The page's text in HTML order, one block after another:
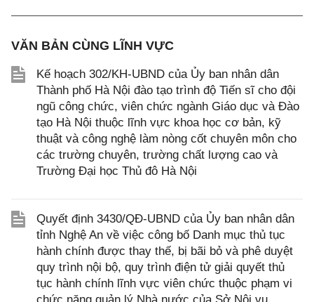
VĂN BẢN CÙNG LĨNH VỰC
Kế hoạch 302/KH-UBND của Ủy ban nhân dân
Thành phố Hà Nội đào tạo trình độ Tiến sĩ cho đội
ngũ công chức, viên chức ngành Giáo dục và Đào
tạo Hà Nội thuộc lĩnh vực khoa học cơ bản, kỹ
thuật và công nghệ làm nòng cốt chuyên môn cho
các trường chuyên, trường chất lượng cao và
Trường Đại học Thủ đô Hà Nội
Quyết định 3430/QĐ-UBND của Ủy ban nhân dân
tỉnh Nghệ An về việc công bố Danh mục thủ tục
hành chính được thay thế, bị bãi bỏ và phê duyệt
quy trình nội bộ, quy trình điện tử giải quyết thủ
tục hành chính lĩnh vực viên chức thuộc phạm vi